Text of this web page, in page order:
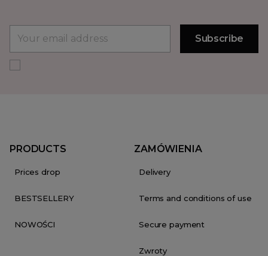
PRODUCTS
Prices drop
BESTSELLERY
NOWOŚCI
ZAMÓWIENIA
Delivery
Terms and conditions of use
Secure payment
Zwroty